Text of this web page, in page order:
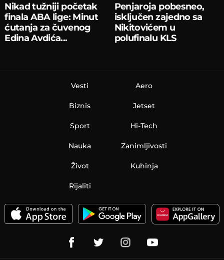
Nikad tužniji početak
finala ABA lige: Minut
ćutanja za čuvenog
Edina Avdića...
Penjaroja pobesneo,
isključen zajedno sa
Nikitovićem u
polufinalu KLS
Vesti
Biznis
Sport
Nauka
Aero
Jetset
Hi-Tech
Zanimljivosti
Život Kuhinja
Rijaliti